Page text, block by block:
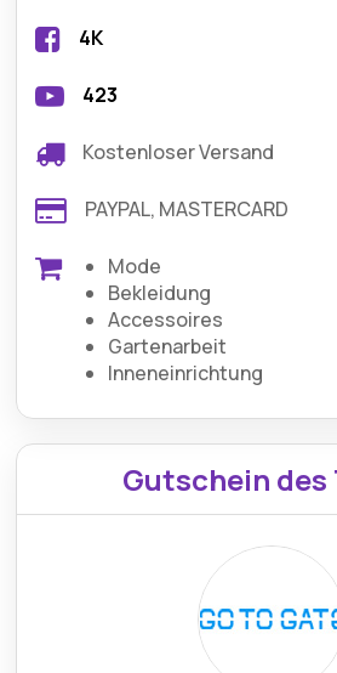
4K
423
Kostenloser Versand
PAYPAL, MASTERCARD
Mode
Bekleidung
Accessoires
Gartenarbeit
Inneneinrichtung
Gutschein des